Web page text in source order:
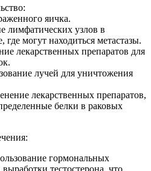
яичка.
лимфатических узлов в
могут находиться метастазы.
лекарственных препаратов для
лучей для уничтожения
лекарственных препаратов,
белки в раковых
гормональных
тестостерона, что